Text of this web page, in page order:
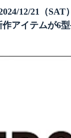
12/21（SAT）
アイテムが6